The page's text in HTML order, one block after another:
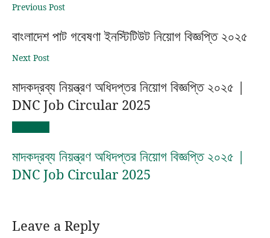
Previous Post
বাংলাদেশ পাট গবেষণা ইনস্টিটিউট নিয়োগ বিজ্ঞপ্তি ২০২৫
Next Post
মাদকদ্রব্য নিয়ন্ত্রণ অধিদপ্তর নিয়োগ বিজ্ঞপ্তি ২০২৫ |
DNC Job Circular 2025
মাদকদ্রব্য নিয়ন্ত্রণ অধিদপ্তর নিয়োগ বিজ্ঞপ্তি ২০২৫ |
DNC Job Circular 2025
Leave a Reply